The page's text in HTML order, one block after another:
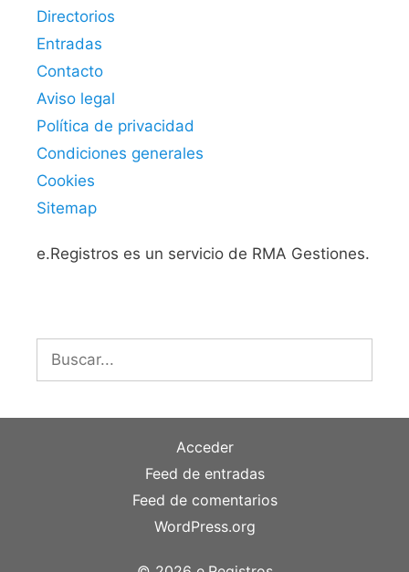
Directorios
Entradas
Contacto
Aviso legal
Política de privacidad
Condiciones generales
Cookies
Sitemap
e.Registros es un servicio de RMA Gestiones.
Buscar:
Acceder
Feed de entradas
Feed de comentarios
WordPress.org